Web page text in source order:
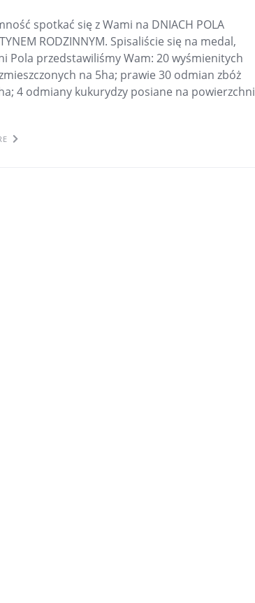
spotkać się z Wami na DNIACH POLA
RODZINNYM. Spisaliście się na medal,
Pola przedstawiliśmy Wam: 20 wyśmienitych
na 5ha; prawie 30 odmian zbóż
4 odmiany kukurydzy posiane na powierzchni